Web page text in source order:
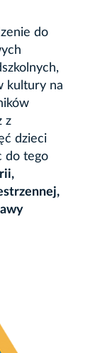
do
kultury na
z
dzieci
do tego